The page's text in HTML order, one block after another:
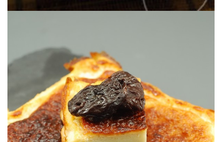
Une version vegan du célèbre dessert Breton où on ne se rend pas
compte de l’absence des ingrédients traditionnels!